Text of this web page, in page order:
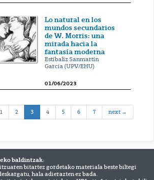
Lo natural en los
mundos secundarios
de W. Morris: una
mirada hacia la
fantasía moderna
Estíbaliz Sanmartín
García (UPV/EHU)
01/06/2023
1 2 3(current)
4 5 6 7 next →
baldintzak:
bitartez gordetako materiala beste biltegi
hala adierazten ez bada.